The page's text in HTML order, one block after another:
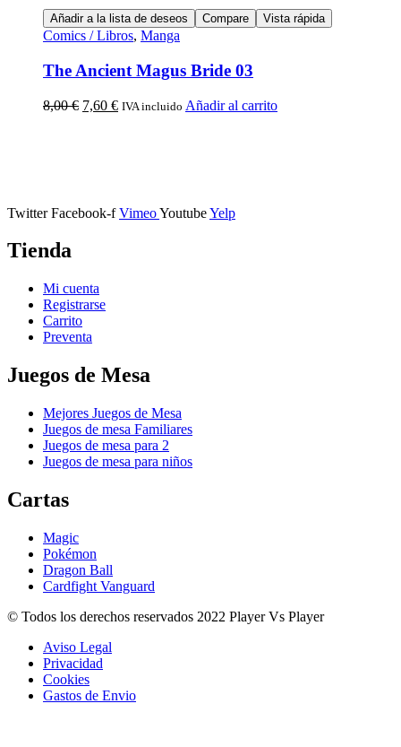
Añadir a la lista de deseos Compare Vista rápida
Comics / Libros, Manga
The Ancient Magus Bride 03
8,00€ 7,60 € IVA incluido Añadir al carrito
Twitter Facebook-f VimeoYoutubeYelp
Tienda
Mi cuenta
Registrarse
Carrito
Preventa
Juegos de Mesa
Mejores Juegos de Mesa
Juegos de mesa Familiares
Juegos de mesa para 2
Juegos de mesa para niños
Cartas
Magic
Pokémon
Dragon Ball
Cardfight Vanguard
© Todos los derechos reservados 2022 Player Vs Player
Aviso Legal
Privacidad
Cookies
Gastos de Envio